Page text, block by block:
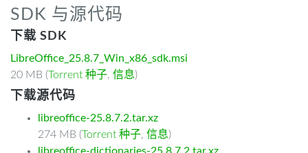
SDK 与源代码
下载 SDK
LibreOffice_25.8.7_Win_x86_sdk.msi
20 MB (Torrent 种子, 信息)
下载源代码
libreoffice-25.8.7.2.tar.xz
274 MB (Torrent 种子, 信息)